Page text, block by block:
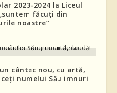
2023-2024 la Liceul
făcuți din
noastre”
cântec nou, cu artă,
numelui Său imnuri